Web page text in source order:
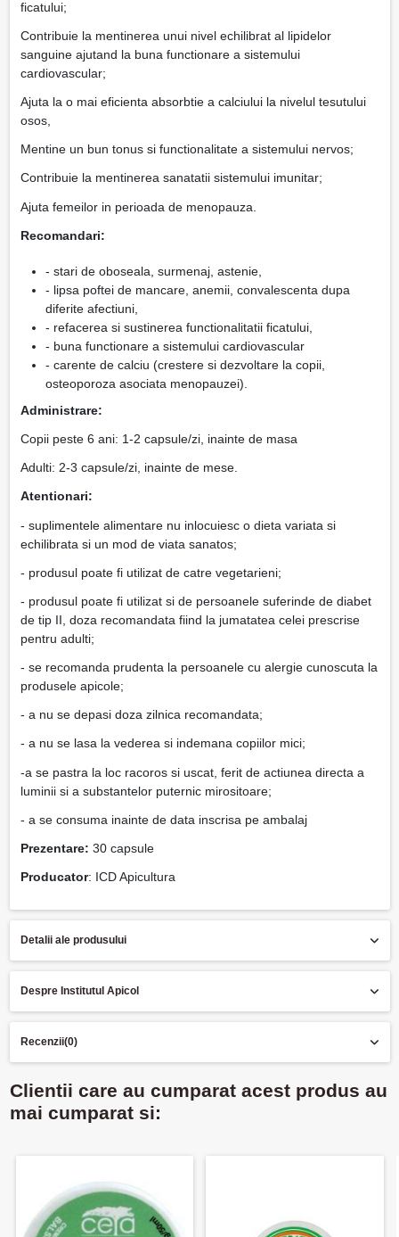
ficatului;
Contribuie la mentinerea unui nivel echilibrat al lipidelor
sanguine ajutand la buna functionare a sistemului
cardiovascular;
Ajuta la o mai eficienta absorbtie a calciului la nivelul tesutului
osos,
Mentine un bun tonus si functionalitate a sistemului nervos;
Contribuie la mentinerea sanatatii sistemului imunitar;
Ajuta femeilor in perioada de menopauza.
Recomandari:
- stari de oboseala, surmenaj, astenie,
- lipsa poftei de mancare, anemii, convalescenta dupa
diferite afectiuni,
- refacerea si sustinerea functionalitatii ficatului,
- buna functionare a sistemului cardiovascular
- carente de calciu (crestere si dezvoltare la copii,
osteoporoza asociata menopauzei).
Administrare:
Copii peste 6 ani: 1-2 capsule/zi, inainte de masa
Adulti: 2-3 capsule/zi, inainte de mese.
Atentionari:
- suplimentele alimentare nu inlocuiesc o dieta variata si
echilibrata si un mod de viata sanatos;
- produsul poate fi utilizat de catre vegetarieni;
- produsul poate fi utilizat si de persoanele suferinde de diabet
de tip II, doza recomandata fiind la jumatatea celei prescrise
pentru adulti;
- se recomanda prudenta la persoanele cu alergie cunoscuta la
produsele apicole;
- a nu se depasi doza zilnica recomandata;
- a nu se lasa la vederea si indemana copiilor mici;
-a se pastra la loc racoros si uscat, ferit de actiunea directa a
luminii si a substantelor puternic mirositoare;
- a se consuma inainte de data inscrisa pe ambalaj
Prezentare: 30 capsule
Producator: ICD Apicultura
Detalii ale produsului
Despre Institutul Apicol
Recenzii(0)
Clientii care au cumparat acest produs au
mai cumparat si: